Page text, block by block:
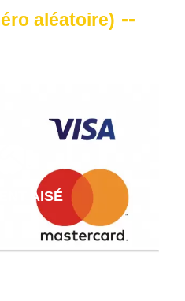
aléatoire) --
AISÉ